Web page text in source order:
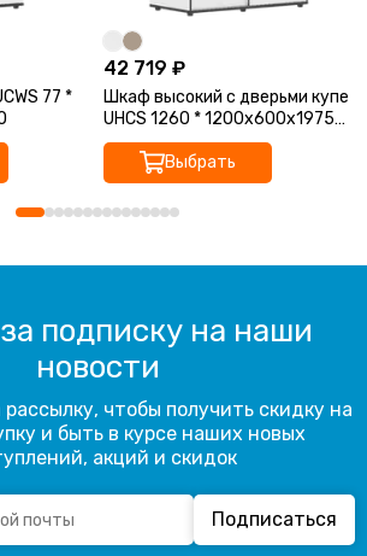
77 *
42 719 ₽
Шкаф высокий с дверьми купе
UHCS 1260 * 1200х600х1975
USTO
Выбрать
подписку на наши
новости
чтобы получить скидку на
и быть в курсе наших новых
акций и скидок
Подписаться